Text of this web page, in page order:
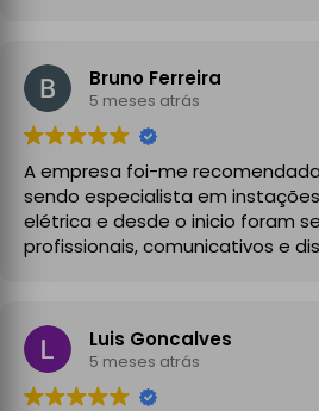
Bruno Ferreira
5 meses atrás
A empresa foi-me
sendo especialista em
elétrica e desde o inicio foram
profissionais, comunicativos e
A instalação de tomada
partilhada correu na perfeição e
combinados, sendo que fizeram
explicações necessárias.
Luis Goncalves
5 meses atrás